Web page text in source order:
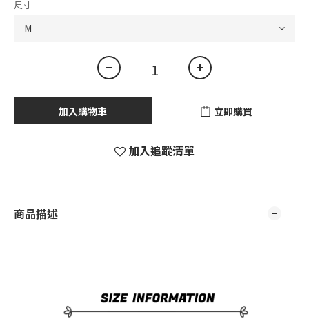
尺寸
加入購物車 立即購買
加入追蹤清單
商品描述